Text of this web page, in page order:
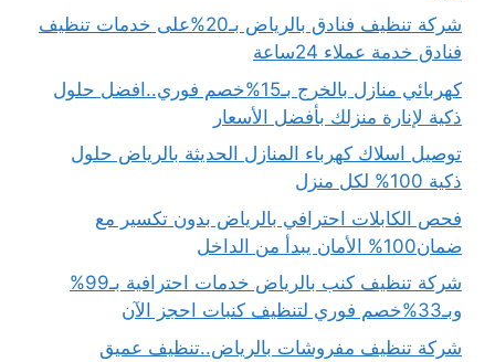
شركة تنظيف فنادق بالرياض بـ20%على خدمات تنظيف
فنادق خدمة عملاء 24ساعة
كهربائي منازل بالخرج بـ15%خصم فوري..افضل حلول
ذكية لإنارة منزلك بأفضل الأسعار
توصيل اسلاك كهرباء المنازل الحديثة بالرياض حلول
ذكية 100% لكل منزل
فحص الكابلات احترافي بالرياض بدون تكسير مع
ضمان100% الأمان يبدأ من الداخل
شركة تنظيف كنب بالرياض خدمات احترافية بـ99%
وبـ33%خصم فوري لتنظيف كنبات احجز الآن
شركة تنظيف مفروشات بالرياض..تنظيف عميق